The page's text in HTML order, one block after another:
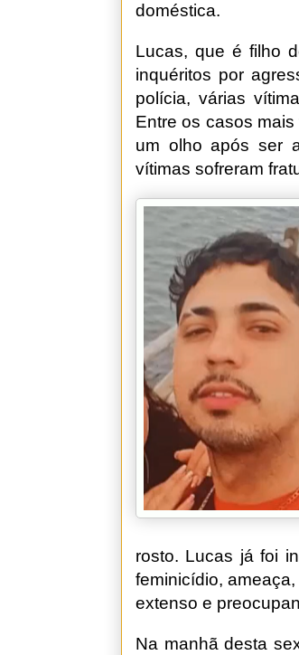
doméstica.
Lucas, que é filho
inquéritos por
polícia, várias
Entre os casos
um olho após ser
vítimas sofreram
rosto. Lucas já foi
feminicídio,
extenso e
Na manhã desta